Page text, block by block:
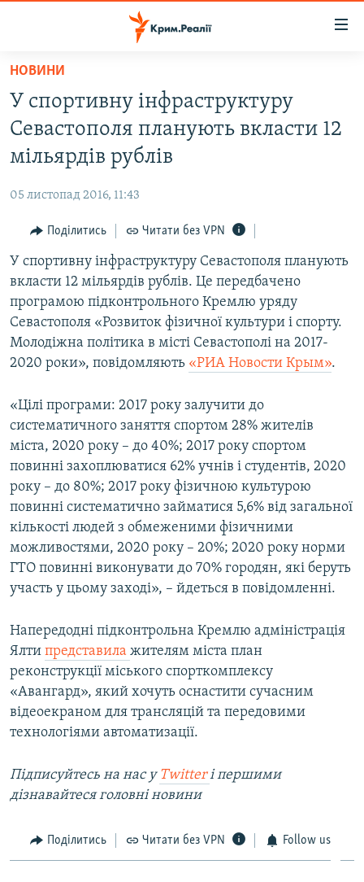
Перейти
основного
матеріалу
Перейти
до
основної
Перейти
пошуку
ВОДА.КРИМ
ВІДЕО ТА ФОТО
БЛОГИ
ПОГЛЯД
ІНТЕРВ'Ю
СПЕЦПРОЕКТИ
ДЕПОРТАЦІЯ
СВІДЧЕННЯ ОКУПАЦІЇ
УКРАЇНСЬКА ПРОБЛЕМА КРИМУ
ІНФОГРАФІКА
ЯК ОБІЙТИ БЛОКУВАННЯ
Qırımtatar
ДОЛУЧАЙСЯ!
Усі сайти RFE/RL
НОВИНИ
У спортивну інфраструктуру
Севастополя планують вкласти 12
мільярдів рублів
05 листопад 2016, 11:43
Поділитись Читати без VPN
У спортивну інфраструктуру Севастополя планують
вкласти 12 мільярдів рублів. Це передбачено
програмою підконтрольного Кремлю уряду
Севастополя «Розвиток фізичної культури і спорту.
Молодіжна політика в місті Севастополі на 2017-
2020 роки», повідомляють «РИА Новости Крым».
«Цілі програми: 2017 року залучити до
систематичного заняття спортом 28% жителів
міста, 2020 року – до 40%; 2017 року спортом
повинні захоплюватися 62% учнів і студентів, 2020
року – до 80%; 2017 року фізичною культурою
повинні систематично займатися 5,6% від загальної
кількості людей з обмеженими фізичними
можливостями, 2020 року – 20%; 2020 року норми
ГТО повинні виконувати до 70% городян, які беруть
участь у цьому заході», – йдеться в повідомленні.
Напередодні підконтрольна Кремлю адміністрація
Ялти представила жителям міста план
реконструкції міського спорткомплексу
«Авангард», який хочуть оснастити сучасним
відеоекраном для трансляцій та передовими
технологіями автоматизації.
Підписуйтесь на наc у Twitterі першими
дізнавайтеся головні новини
Поділитись Читати без VPN Follow us